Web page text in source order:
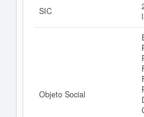
Si está interesado en
ABACANTO
inmediatamente a este
EDICIONES SL. y consultar
de actividad, así como
resultados
La última actualización del
realizado el
SIC
Objeto Social